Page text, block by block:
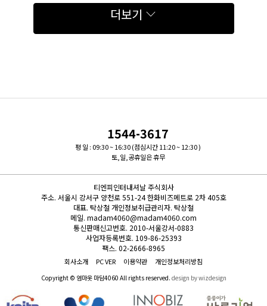
더보기
1544-3617
평 일 : 09:30 ~ 16:30 (점심시간 11:20 ~ 12:30 )
토,일,공휴일은 휴무
티엔피인터내셔날 주식회사
주소. 서울시 강서구 양천로 551-24 한화비즈메트로 2차 405호
대표. 탁상철 개인정보취급관리자. 탁상철
메일. madam4060@madam4060.com
통신판매신고번호. 2010-서울강서-0883
사업자등록번호. 109-86-25393
팩스. 02-2666-8965
회사소개 PC VER 이용약관 개인정보처리방침
Copyright © 엄마옷 마담4060 All rights reserved. design by wizdesign